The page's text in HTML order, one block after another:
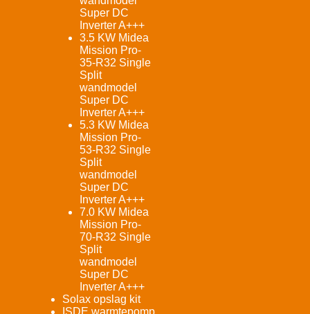
Super DC
Inverter A+++
3.5 KW Midea
Mission Pro-
35-R32 Single
Split
wandmodel
Super DC
Inverter A+++
5.3 KW Midea
Mission Pro-
53-R32 Single
Split
wandmodel
Super DC
Inverter A+++
7.0 KW Midea
Mission Pro-
70-R32 Single
Split
wandmodel
Super DC
Inverter A+++
Solax opslag kit
ISDE warmtepomp